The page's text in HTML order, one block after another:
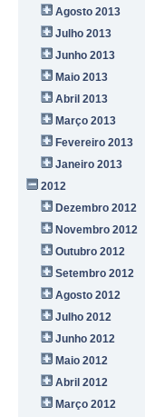
Agosto 2013
Julho 2013
Junho 2013
Maio 2013
Abril 2013
Março 2013
Fevereiro 2013
Janeiro 2013
2012
Dezembro 2012
Novembro 2012
Outubro 2012
Setembro 2012
Agosto 2012
Julho 2012
Junho 2012
Maio 2012
Abril 2012
Março 2012